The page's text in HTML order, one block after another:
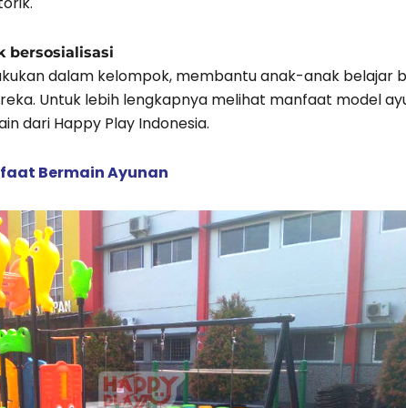
bersosialisasi
dalam kelompok, membantu anak-anak belajar
Untuk lebih lengkapnya melihat manfaat model
dari Happy Play Indonesia.
Bermain Ayunan